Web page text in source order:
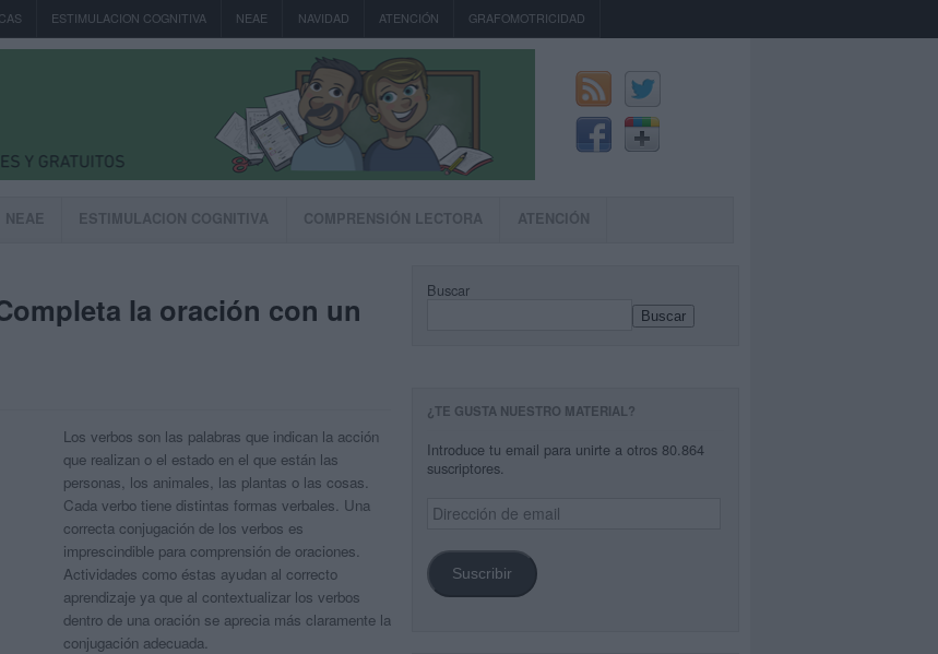
ESTIMULACION COGNITIVA NEAE NAVIDAD ATENCIÓN GRAFOMOTRICIDAD
NEAE ESTIMULACION COGNITIVA COMPRENSIÓN LECTORA ATENCIÓN
la oración con un
Los verbos son las palabras que indican la acción
que realizan o el estado en el que están las
personas, los animales, las plantas o las cosas.
Cada verbo tiene distintas formas verbales. Una
correcta conjugación de los verbos es
imprescindible para comprensión de oraciones.
Actividades como éstas ayudan al correcto
aprendizaje ya que al contextualizar los verbos
dentro de una oración se aprecia más claramente la
conjugación adecuada.
Buscar
Buscar
¿TE GUSTA NUESTRO MATERIAL?
Introduce tu email para unirte a otros 80.864
suscriptores.
Dirección
de
Suscribir